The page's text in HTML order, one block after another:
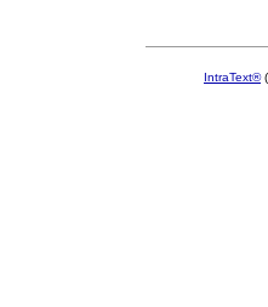
IntraText®